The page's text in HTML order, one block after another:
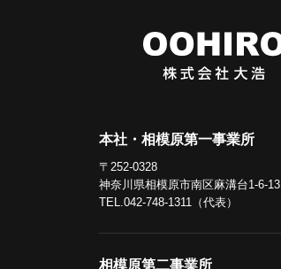
本社・相模原第一事業所
〒252-0328
神奈川県相模原市南区麻溝台1-6-13
TEL.042-748-1311（代表）
相模原第二事業所